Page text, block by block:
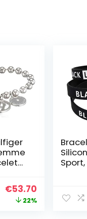
Le
prix
€53.70
prix
22%
Matter